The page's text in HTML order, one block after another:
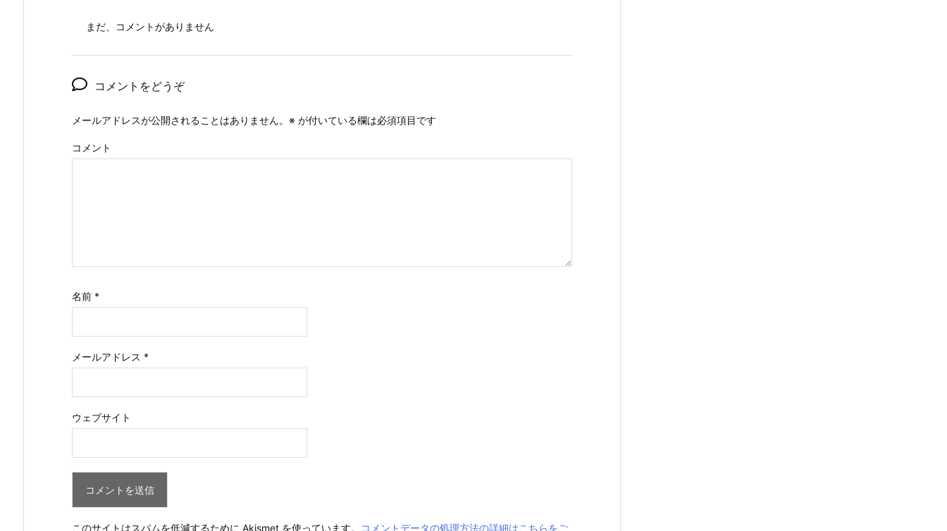
まだ、コメントがありません
コメントをどうぞ
メールアドレスが公開されることはありません。 ※ が付いている欄は必須項目です
コメント
名前 *
メールアドレス *
ウェブサイト
このサイトはスパムを低減するために Akismet を使っています。 コメントデータの処理方法の詳細はこちらをご